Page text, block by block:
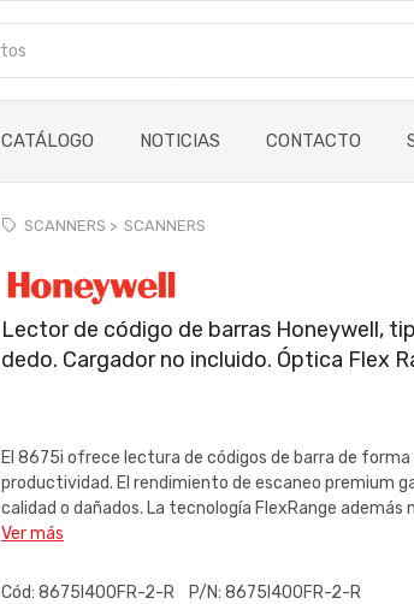
CATÁLOGO NOTICIAS CONTACTO
SCANNERS > SCANNERS
Lector de código de barras Honeywell,
dedo. Cargador no incluido. Óptica Flex
El 8675i ofrece lectura de códigos de barra de
productividad. El rendimiento de escaneo premium
calidad o dañados. La tecnología FlexRange además
Ver más
Cód: 8675I400FR-2-R P/N: 8675I400FR-2-R